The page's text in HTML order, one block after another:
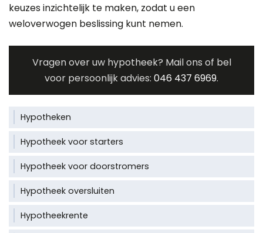
keuzes inzichtelijk te maken, zodat u een
weloverwogen beslissing kunt nemen.
Vragen over uw hypotheek? Mail ons of bel
voor persoonlijk advies: 046 437 6969.
Hypotheken
Hypotheek voor starters
Hypotheek voor doorstromers
Hypotheek oversluiten
Hypotheekrente